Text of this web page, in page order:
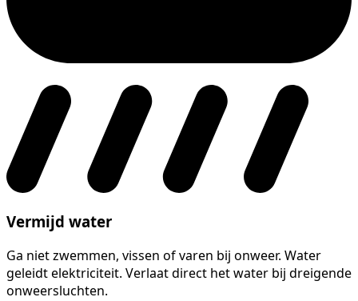
Vermijd water
Ga niet zwemmen, vissen of varen bij onweer. Water
geleidt elektriciteit. Verlaat direct het water bij dreigende
onweersluchten.